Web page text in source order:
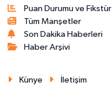
Puan Durumu ve Fikstür
Tüm Manşetler
Son Dakika Haberleri
Haber Arşivi
Künye İletişim